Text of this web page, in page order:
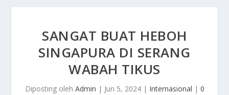
SANGAT BUAT HEBOH
SINGAPURA DI SERANG
WABAH TIKUS
Diposting oleh Admin | Jun 5, 2024| Internasional | 0